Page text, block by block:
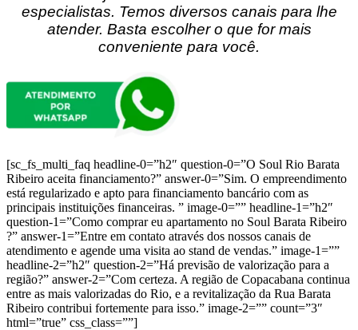
especialistas. Temos diversos canais para lhe
atender. Basta escolher o que for mais
conveniente para você.
[sc_fs_multi_faq headline-0=”h2″ question-0=”O Soul Rio Barata
Ribeiro aceita financiamento?” answer-0=”Sim. O empreendimento
está regularizado e apto para financiamento bancário com as
principais instituições financeiras. ” image-0=”” headline-1=”h2″
question-1=”Como comprar eu apartamento no Soul Barata Ribeiro
?” answer-1=”Entre em contato através dos nossos canais de
atendimento e agende uma visita ao stand de vendas.” image-1=””
headline-2=”h2″ question-2=”Há previsão de valorização para a
região?” answer-2=”Com certeza. A região de Copacabana continua
entre as mais valorizadas do Rio, e a revitalização da Rua Barata
Ribeiro contribui fortemente para isso.” image-2=”” count=”3″
html=”true” css_class=””]